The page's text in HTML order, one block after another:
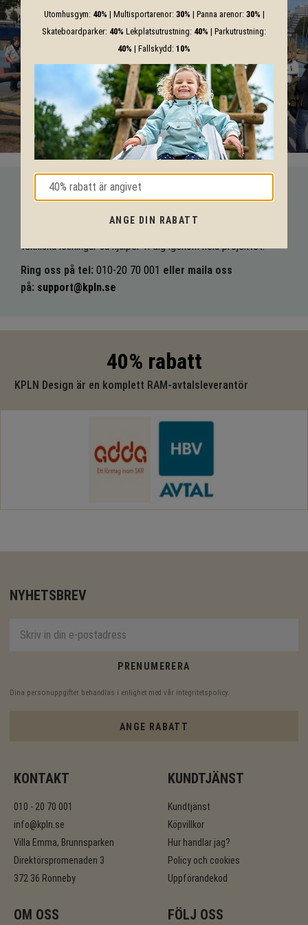
VI HJÄLPER DIG HELA VÄGEN!
tekniska lösningar så hjälper vi dig igenom hela projektet.
Ring oss på tel: 010-20 70 001 eller maila oss
på: support@kpln.se
40% rabatt
KPLN Design är en komplett RAM-avtalsleverantör
NYHETSBREV
PRENUMERERA
Dina personuppgifter behandlas i enlighet med vår integritetspolicy.
ANGE RABATT
KONTAKT
010 - 20 70 001
info@kpln.se
Villa Emma, Brunnsparken
Direktörspromenaden 3
372 36 Ronneby
KUNDTJÄNST
Kundtjänst
Köpvillkor
Hur handlar jag?
Policy och cookies
Uppförandekod
OM OSS FÖLJ OSS
Utomhusgym: 40% | Multisportarenor: 30% | Panna arenor: 30% |
Skateboardparker: 40% Lekplatsutrustning: 40% | Parkutrustning:
40% | Fallskydd: 10%
ANGE DIN RABATT